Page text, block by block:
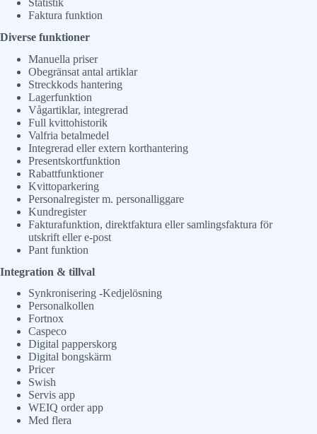
Statistik
Faktura funktion
Diverse funktioner
Manuella priser
Obegränsat antal artiklar
Streckkods hantering
Lagerfunktion
Vågartiklar, integrerad
Full kvittohistorik
Valfria betalmedel
Integrerad eller extern korthantering
Presentskortfunktion
Rabattfunktioner
Kvittoparkering
Personalregister m. personalliggare
Kundregister
Fakturafunktion, direktfaktura eller samlingsfaktura för
utskrift eller e-post
Pant funktion
Integration & tillval
Synkronisering -Kedjelösning
Personalkollen
Fortnox
Caspeco
Digital papperskorg
Digital bongskärm
Pricer
Swish
Servis app
WEIQ order app
Med flera